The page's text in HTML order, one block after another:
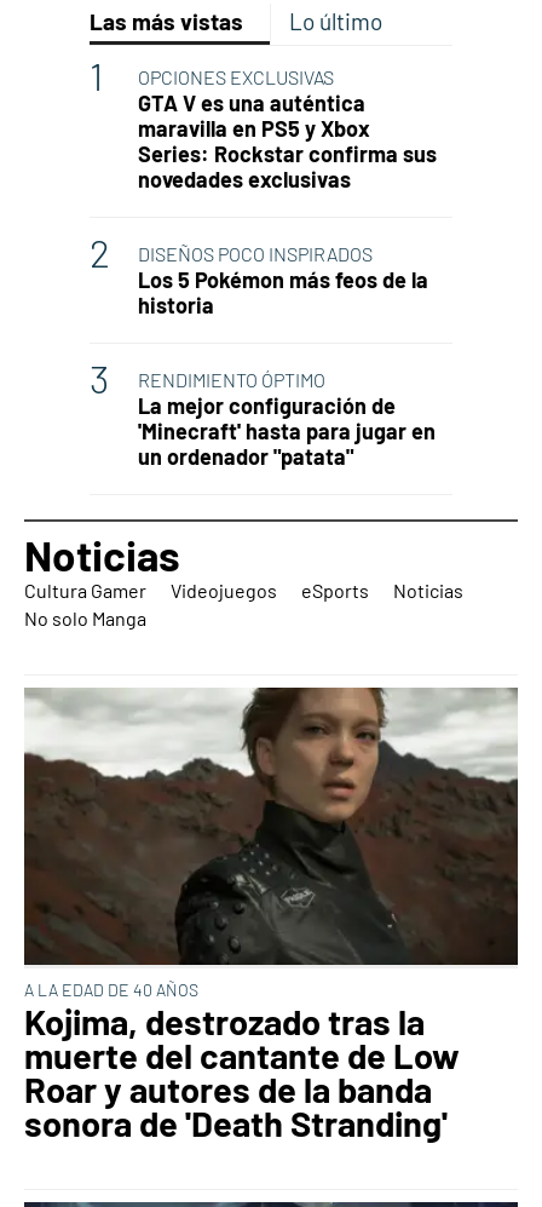
Las más vistas Lo último
OPCIONES EXCLUSIVAS
GTA V es una auténtica
maravilla en PS5 y Xbox
Series: Rockstar confirma sus
novedades exclusivas
DISEÑOS POCO INSPIRADOS
Los 5 Pokémon más feos de la
historia
RENDIMIENTO ÓPTIMO
La mejor configuración de
'Minecraft' hasta para jugar en
un ordenador "patata"
Noticias
Cultura Gamer Videojuegos eSports
Noticias
No solo Manga
A LA EDAD DE 40 AÑOS
Kojima, destrozado tras la
muerte del cantante de Low
Roar y autores de la banda
sonora de 'Death Stranding'